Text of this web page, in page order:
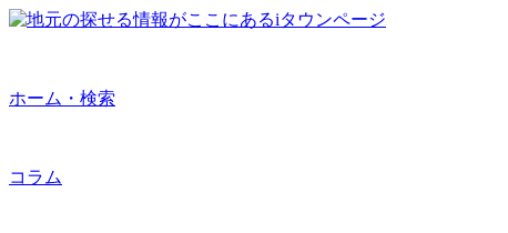
ホーム・検索
コラム